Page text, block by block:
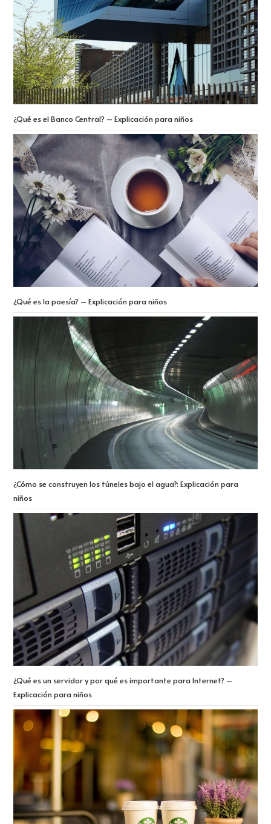
¿Qué es el Banco Central? – Explicación para niños
¿Qué es la poesía? – Explicación para niños
¿Cómo se construyen los túneles bajo el agua?: Explicación para
niños
¿Qué es un servidor y por qué es importante para Internet? –
Explicación para niños